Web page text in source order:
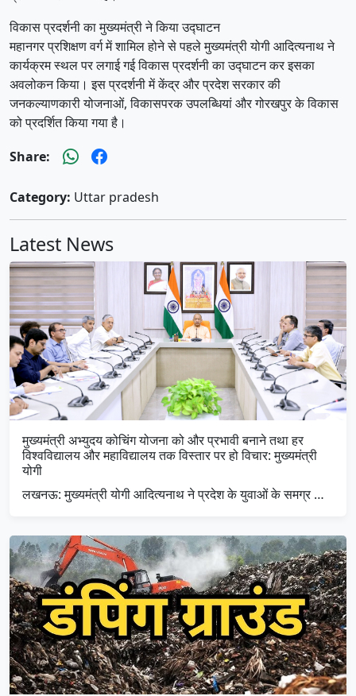
विकास प्रदर्शनी का मुख्यमंत्री ने किया उद्घाटन
महानगर प्रशिक्षण वर्ग में शामिल होने से पहले मुख्यमंत्री योगी आदित्यनाथ ने
कार्यक्रम स्थल पर लगाई गई विकास प्रदर्शनी का उद्घाटन कर इसका
अवलोकन किया। इस प्रदर्शनी में केंद्र और प्रदेश सरकार की
जनकल्याणकारी योजनाओं, विकासपरक उपलब्धियां और गोरखपुर के विकास
को प्रदर्शित किया गया है।
Share:
Category: Uttar pradesh
Latest News
मुख्यमंत्री अभ्युदय कोचिंग योजना को और प्रभावी बनाने तथा हर
विश्वविद्यालय और महाविद्यालय तक विस्तार पर हो विचार: मुख्यमंत्री
योगी
लखनऊ: मुख्यमंत्री योगी आदित्यनाथ ने प्रदेश के युवाओं के समग्र …